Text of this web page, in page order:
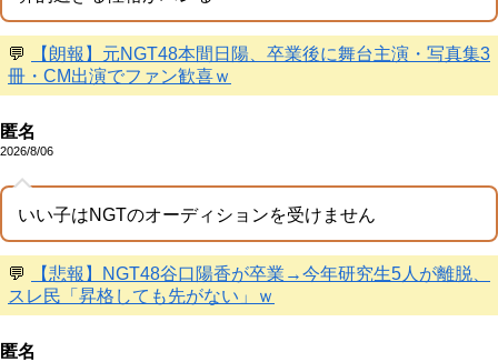
💬
【朗報】元NGT48本間日陽、卒業後に舞台主演・写真集3
冊・CM出演でファン歓喜ｗ
匿名
2026/8/06
いい子はNGTのオーディションを受けません
💬
【悲報】NGT48谷口陽香が卒業→今年研究生5人が離脱、
スレ民「昇格しても先がない」ｗ
匿名